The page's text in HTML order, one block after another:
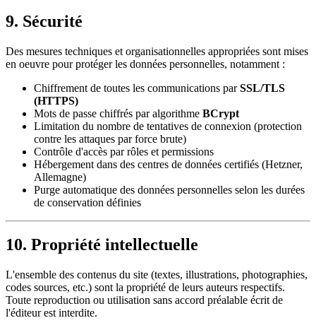
9. Sécurité
Des mesures techniques et organisationnelles appropriées sont mises
en oeuvre pour protéger les données personnelles, notamment :
Chiffrement de toutes les communications parSSL/TLS
(HTTPS)
Mots de passe chiffrés par algorithme BCrypt
Limitation du nombre de tentatives de connexion (protection
contre les attaques par force brute)
Contrôle d'accès par rôles et permissions
Hébergement dans des centres de données certifiés (Hetzner,
Allemagne)
Purge automatique des données personnelles selon les durées
de conservation définies
10. Propriété intellectuelle
L'ensemble des contenus du site (textes, illustrations, photographies,
codes sources, etc.) sont la propriété de leurs auteurs respectifs.
Toute reproduction ou utilisation sans accord préalable écrit de
l'éditeur est interdite.